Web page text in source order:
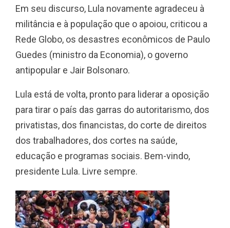
Em seu discurso, Lula novamente agradeceu à
militância e à população que o apoiou, criticou a
Rede Globo, os desastres econômicos de Paulo
Guedes (ministro da Economia), o governo
antipopular e Jair Bolsonaro.
Lula está de volta, pronto para liderar a oposição
para tirar o país das garras do autoritarismo, dos
privatistas, dos financistas, do corte de direitos
dos trabalhadores, dos cortes na saúde,
educação e programas sociais. Bem-vindo,
presidente Lula. Livre sempre.